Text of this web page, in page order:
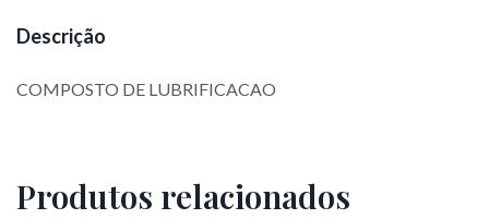
Descrição
COMPOSTO DE LUBRIFICACAO
Produtos relacionados